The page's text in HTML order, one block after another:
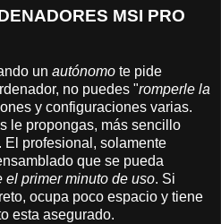
MSI PRO
un autónomo te pide
no puedes "romperle la
y configuraciones varias.
le propongas, más sencillo
El profesional, solamente
que se pueda
el primer minuto de uso. Si
ocupa poco espacio y tiene
esta asegurado.